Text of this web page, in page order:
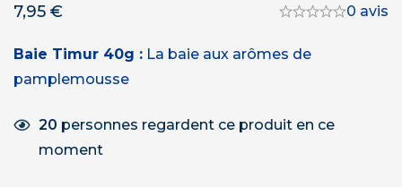
7,95 € 0 avis
Baie Timur 40g : La baie aux arômes de
pamplemousse
20 personnes regardent ce produit en ce
moment